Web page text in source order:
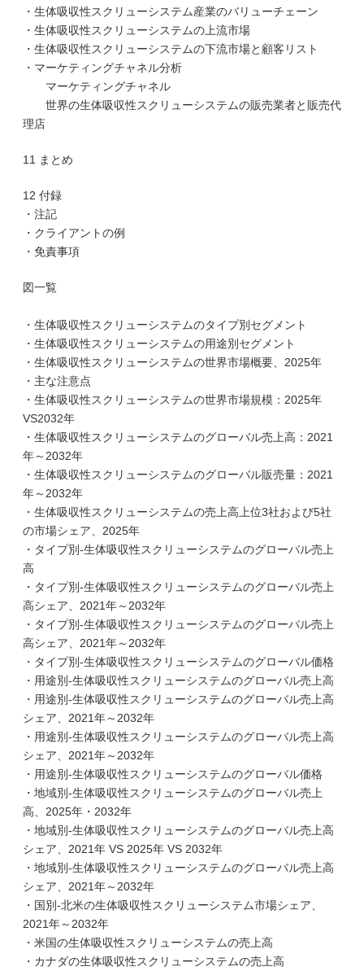
・生体吸収性スクリューシステム産業のバリューチェーン
・生体吸収性スクリューシステムの上流市場
・生体吸収性スクリューシステムの下流市場と顧客リスト
・マーケティングチャネル分析
マーケティングチャネル
世界の生体吸収性スクリューシステムの販売業者と販売代
理店
11 まとめ
12 付録
・注記
・クライアントの例
・免責事項
図一覧
・生体吸収性スクリューシステムのタイプ別セグメント
・生体吸収性スクリューシステムの用途別セグメント
・生体吸収性スクリューシステムの世界市場概要、2025年
・主な注意点
・生体吸収性スクリューシステムの世界市場規模：2025年
VS2032年
・生体吸収性スクリューシステムのグローバル売上高：2021
年～2032年
・生体吸収性スクリューシステムのグローバル販売量：2021
年～2032年
・生体吸収性スクリューシステムの売上高上位3社および5社
の市場シェア、2025年
・タイプ別-生体吸収性スクリューシステムのグローバル売上
高
・タイプ別-生体吸収性スクリューシステムのグローバル売上
高シェア、2021年～2032年
・タイプ別-生体吸収性スクリューシステムのグローバル売上
高シェア、2021年～2032年
・タイプ別-生体吸収性スクリューシステムのグローバル価格
・用途別-生体吸収性スクリューシステムのグローバル売上高
・用途別-生体吸収性スクリューシステムのグローバル売上高
シェア、2021年～2032年
・用途別-生体吸収性スクリューシステムのグローバル売上高
シェア、2021年～2032年
・用途別-生体吸収性スクリューシステムのグローバル価格
・地域別-生体吸収性スクリューシステムのグローバル売上
高、2025年・2032年
・地域別-生体吸収性スクリューシステムのグローバル売上高
シェア、2021年 VS 2025年 VS 2032年
・地域別-生体吸収性スクリューシステムのグローバル売上高
シェア、2021年～2032年
・国別-北米の生体吸収性スクリューシステム市場シェア、
2021年～2032年
・米国の生体吸収性スクリューシステムの売上高
・カナダの生体吸収性スクリューシステムの売上高